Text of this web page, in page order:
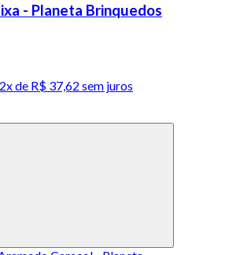
- Planeta Brinquedos
2x de R$ 37,62 sem juros